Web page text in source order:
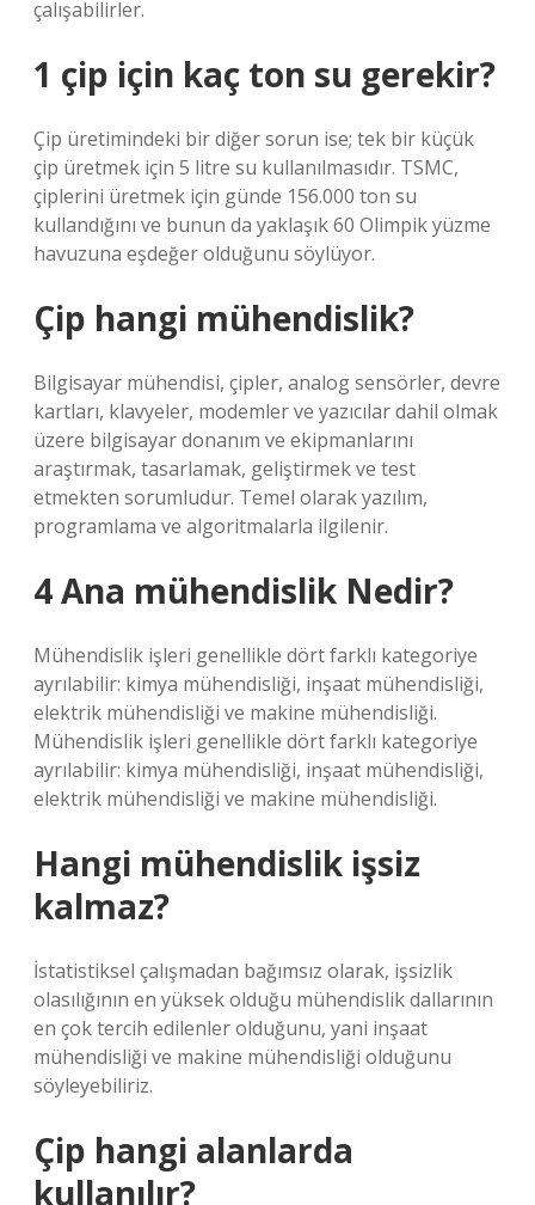
çalışabilirler.
1 çip için kaç ton su gerekir?
Çip üretimindeki bir diğer sorun ise; tek bir küçük
çip üretmek için 5 litre su kullanılmasıdır. TSMC,
çiplerini üretmek için günde 156.000 ton su
kullandığını ve bunun da yaklaşık 60 Olimpik yüzme
havuzuna eşdeğer olduğunu söylüyor.
Çip hangi mühendislik?
Bilgisayar mühendisi, çipler, analog sensörler, devre
kartları, klavyeler, modemler ve yazıcılar dahil olmak
üzere bilgisayar donanım ve ekipmanlarını
araştırmak, tasarlamak, geliştirmek ve test
etmekten sorumludur. Temel olarak yazılım,
programlama ve algoritmalarla ilgilenir.
4 Ana mühendislik Nedir?
Mühendislik işleri genellikle dört farklı kategoriye
ayrılabilir: kimya mühendisliği, inşaat mühendisliği,
elektrik mühendisliği ve makine mühendisliği.
Mühendislik işleri genellikle dört farklı kategoriye
ayrılabilir: kimya mühendisliği, inşaat mühendisliği,
elektrik mühendisliği ve makine mühendisliği.
Hangi mühendislik işsiz
kalmaz?
İstatistiksel çalışmadan bağımsız olarak, işsizlik
olasılığının en yüksek olduğu mühendislik dallarının
en çok tercih edilenler olduğunu, yani inşaat
mühendisliği ve makine mühendisliği olduğunu
söyleyebiliriz.
Çip hangi alanlarda
kullanılır?